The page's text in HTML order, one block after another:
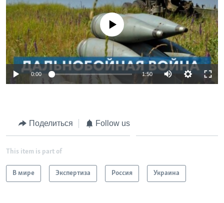
No media source currently available
0:00 1:50
Поделиться Follow us
This item is part of
В мире Экспертиза Россия Украина